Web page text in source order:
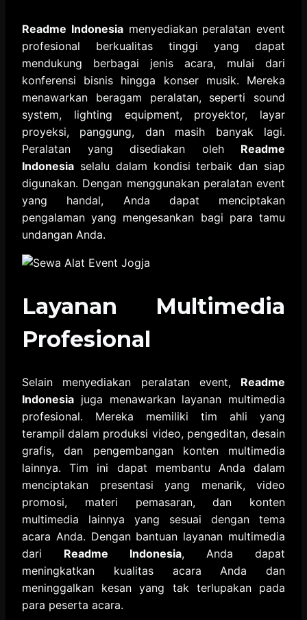
Readme Indonesiamenyediakan peralatan event
profesional berkualitas tinggi yang dapat
mendukung berbagai jenis acara, mulai dari
konferensi bisnis hingga konser musik. Mereka
menawarkan beragam peralatan, seperti sound
system, lighting equipment, proyektor, layar
proyeksi, panggung, dan masih banyak lagi.
Peralatan yang disediakan oleh Readme
Indonesia selalu dalam kondisi terbaik dan siap
digunakan. Dengan menggunakan peralatan event
yang handal, Anda dapat menciptakan
pengalaman yang mengesankan bagi para tamu
undangan Anda.
Layanan Multimedia
Profesional
Selain menyediakan peralatan event, Readme
Indonesia juga menawarkan layanan multimedia
profesional. Mereka memiliki tim ahli yang
terampil dalam produksi video, pengeditan, desain
grafis, dan pengembangan konten multimedia
lainnya. Tim ini dapat membantu Anda dalam
menciptakan presentasi yang menarik, video
promosi, materi pemasaran, dan konten
multimedia lainnya yang sesuai dengan tema
acara Anda. Dengan bantuan layanan multimedia
dari Readme Indonesia, Anda dapat
meningkatkan kualitas acara Anda dan
meninggalkan kesan yang tak terlupakan pada
para peserta acara.